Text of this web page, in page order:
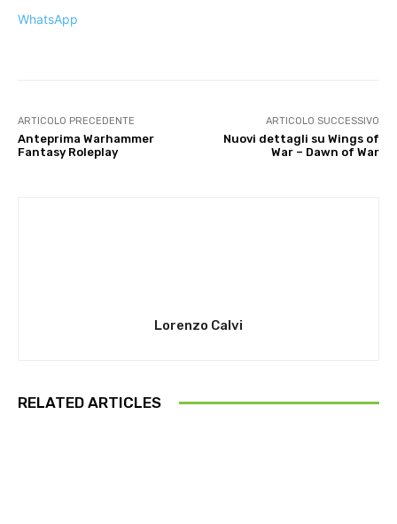
WhatsApp
ARTICOLO PRECEDENTE
Anteprima Warhammer
Fantasy Roleplay
ARTICOLO SUCCESSIVO
Nuovi dettagli su Wings of
War – Dawn of War
Lorenzo Calvi
RELATED ARTICLES